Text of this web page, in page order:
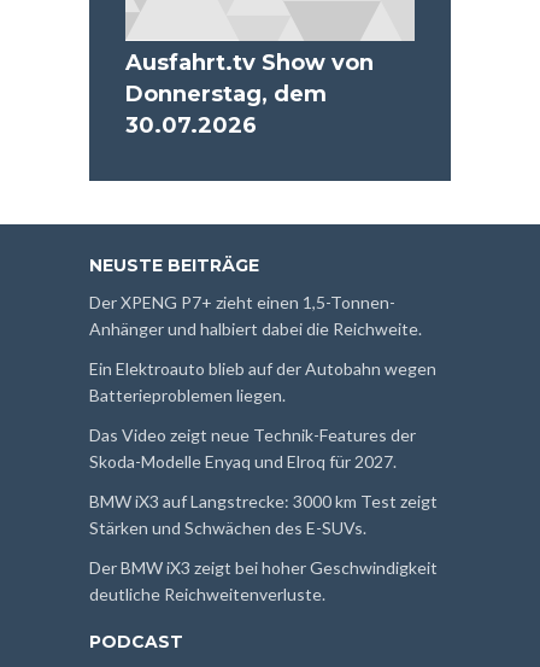
Ausfahrt.tv Show von
Donnerstag, dem
30.07.2026
NEUSTE BEITRÄGE
Der XPENG P7+ zieht einen 1,5-Tonnen-
Anhänger und halbiert dabei die Reichweite.
Ein Elektroauto blieb auf der Autobahn wegen
Batterieproblemen liegen.
Das Video zeigt neue Technik-Features der
Skoda-Modelle Enyaq und Elroq für 2027.
BMW iX3 auf Langstrecke: 3000 km Test zeigt
Stärken und Schwächen des E-SUVs.
Der BMW iX3 zeigt bei hoher Geschwindigkeit
deutliche Reichweitenverluste.
PODCAST